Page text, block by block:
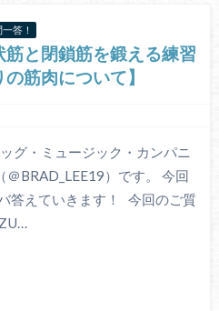
答！
筋と閉鎖筋を鍛える練習
筋肉について】
グ・ミュージック・カンパニ
BRAD_LEE19）です。 今回
答えていきます！ 今回のご質